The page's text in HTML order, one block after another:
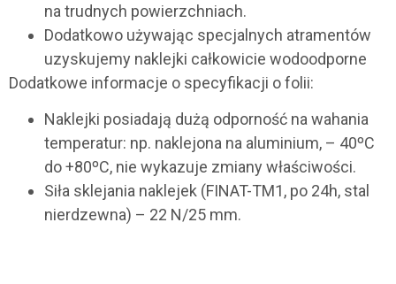
na trudnych powierzchniach.
Dodatkowo używając specjalnych atramentów
uzyskujemy naklejki całkowicie wodoodporne
Dodatkowe informacje o specyfikacji o folii:
Naklejki posiadają dużą odporność na wahania
temperatur: np. naklejona na aluminium, – 40ºC
do +80ºC, nie wykazuje zmiany właściwości.
Siła sklejania naklejek (FINAT-TM1, po 24h, stal
nierdzewna) – 22 N/25 mm.